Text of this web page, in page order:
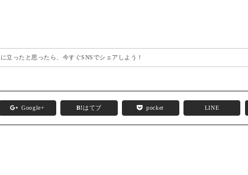
立ったと思ったら、今すぐSNSでシェアしよう！
Google+ B!はてブ pocket LINE